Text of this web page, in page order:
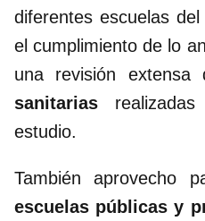
diferentes escuelas
el cumplimiento de lo
una revisión extensa
sanitarias
estudio.
También aprovecho
escuelas públicas y